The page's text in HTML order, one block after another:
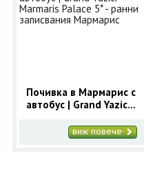
ОЩЕ
0700 144 34
Почивка в Мармарис с
автобус | Grand Yazici
ранни записвания
Мармарис
виж повече